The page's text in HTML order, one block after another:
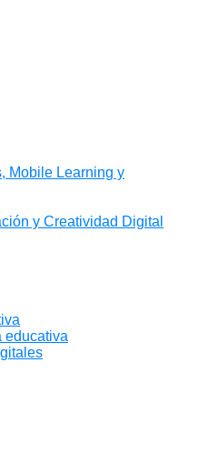
Mobile Learning y
y Creatividad Digital
educativa